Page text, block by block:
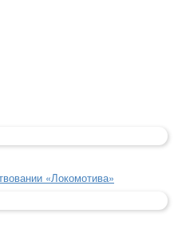
«Локомотива»